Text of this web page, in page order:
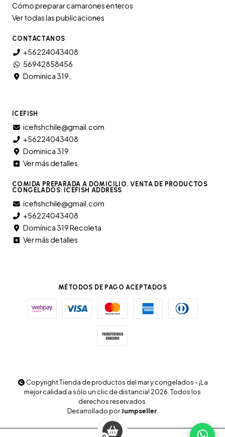
Cómo preparar camarones enteros
Ver todas las publicaciones
CONTÁCTANOS
+56224043408
56942858456
Dominica 319,
ICEFISH
icefishchile@gmail.com
+56224043408
Dominica 319
Ver más detalles
COMIDA PREPARADA A DOMICILIO. VENTA DE PRODUCTOS
CONGELADOS: ICEFISH ADDRESS
icefishchile@gmail.com
+56224043408
Domínica 319 Recoleta
Ver más detalles
MÉTODOS DE PAGO ACEPTADOS
Copyright Tienda de productos del mar y congelados - ¡La
mejor calidad a sólo un clic de distancia! 2026. Todos los
derechos reservados.
Desarrollado porJumpseller.